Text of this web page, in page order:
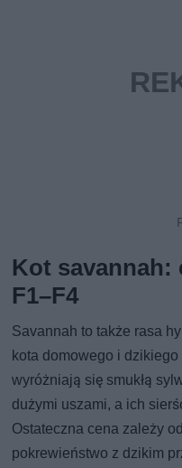
Kot savannah:
F1–F4
Savannah to także rasa
kota domowego i
wyróżniają się smukłą
dużymi uszami, a ich
Ostateczna cena zależy
pokrewieństwo z dzikim